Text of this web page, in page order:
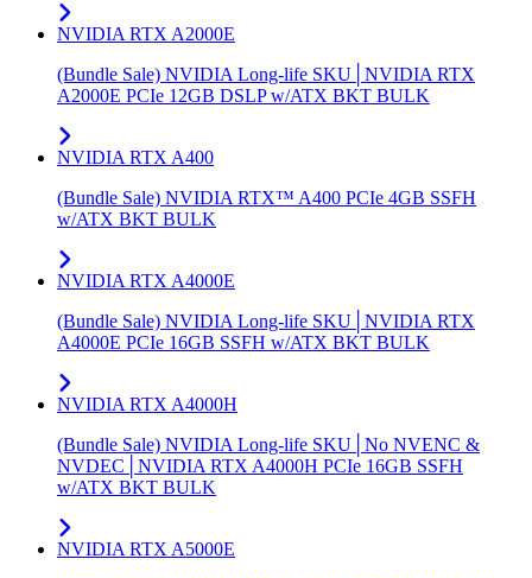
NVIDIA RTX A2000E
(Bundle Sale) NVIDIA Long-life SKU│NVIDIA RTX
A2000E PCIe 12GB DSLP w/ATX BKT BULK
NVIDIA RTX A400
(Bundle Sale) NVIDIA RTX™ A400 PCIe 4GB SSFH
w/ATX BKT BULK
NVIDIA RTX A4000E
(Bundle Sale) NVIDIA Long-life SKU│NVIDIA RTX
A4000E PCIe 16GB SSFH w/ATX BKT BULK
NVIDIA RTX A4000H
(Bundle Sale) NVIDIA Long-life SKU│No NVENC &
NVDEC│NVIDIA RTX A4000H PCIe 16GB SSFH
w/ATX BKT BULK
NVIDIA RTX A5000E